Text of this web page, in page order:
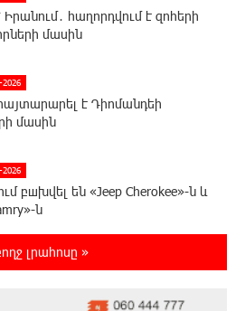
Իրանում․ հաղորդվում է զոհերի
մասին
է Դիոմանդեի
մասին
բшխվել են «Jeep Cherokee»-ն և
ն
2026
Starlink-ը Ռուսաստանի դեմ
լրահոսը »